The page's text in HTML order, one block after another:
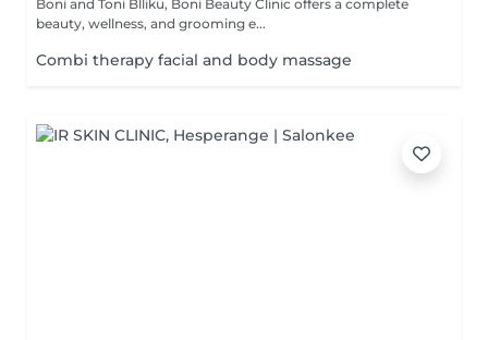
Boni and Toni Blliku, Boni Beauty Clinic offers a complete
beauty, wellness, and grooming e...
Combi therapy facial and body massage